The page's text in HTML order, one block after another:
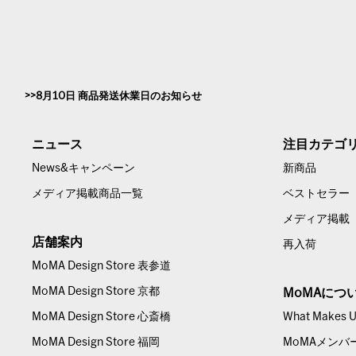
8月10日 商品発送休業日のお知らせ
ニュース
News&キャンペーン
メディア掲載商品一覧
店舗案内
MoMA Design Store 表参道
MoMA Design Store 京都
MoMA Design Store 心斎橋
MoMA Design Store 福岡
注目カテゴ
新商品
ベストセラー
メディア掲載
再入荷
MoMAにつ
What Makes
MoMAメンバ